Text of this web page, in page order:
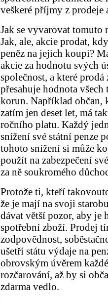
veškeré příjmy z
Jak se vyvarovat tomuto
Jak, ale, akcie prodat,
peněz na jejich koupi?
akcie za hodnotu svých
společnost, a které
přesahuje hodnota
korun. Například občan,
zatím jen deset let, má
ročního platu. Každý
snížení své státní penze
tohoto snížení si může
použít na zabezpečení
za ně soukromého
Protože ti, kteří
že je mají na svoji
dávat větší pozor, aby je
spotřební zboží. Prodej
zodpovědnost,
ušetří státu výdaje na
obrovským úvěrem
rozčarování, až by si
zdarma vedlo.